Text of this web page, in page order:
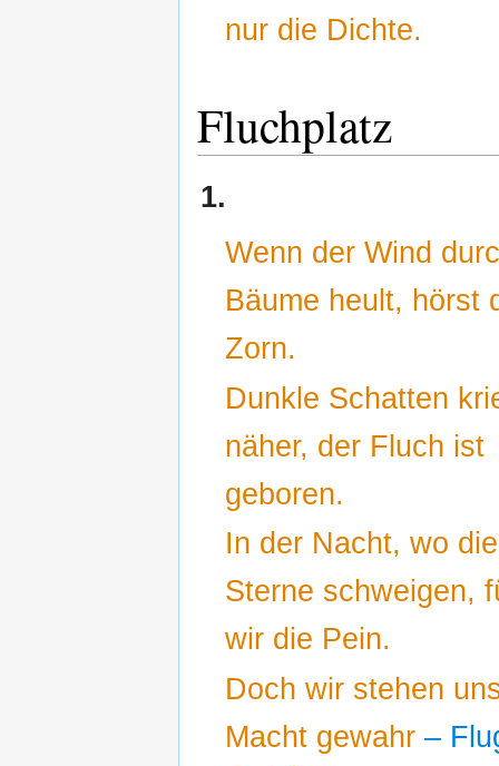
nur die Dichte.
Fluchplatz
1.
Wenn der Wind
Bäume heult, hörst
Zorn.
Dunkle Schatten
näher, der Fluch ist
geboren.
In der Nacht, wo die
Sterne schweigen,
wir die Pein.
Doch wir stehen
Macht gewahr –